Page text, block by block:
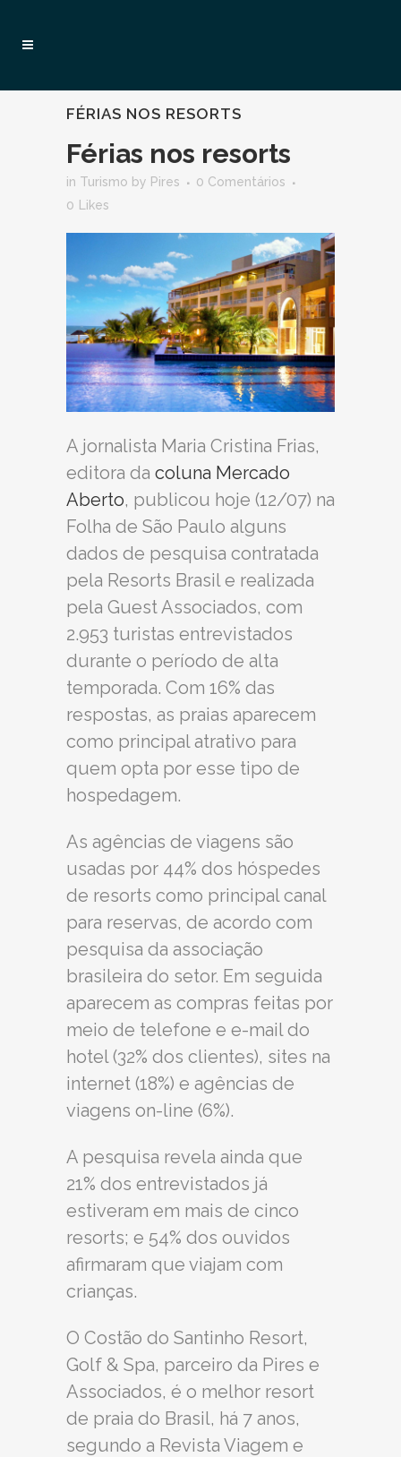
FÉRIAS NOS RESORTS
Férias nos resorts
in Turismo by Pires
0 Comentários
0
Likes
A jornalista Maria Cristina Frias,
editora da coluna Mercado
Aberto, publicou hoje (12/07) na
Folha de São Paulo alguns
dados de pesquisa contratada
pela Resorts Brasil e realizada
pela Guest Associados, com
2.953 turistas entrevistados
durante o período de alta
temporada. Com 16% das
respostas, as praias aparecem
como principal atrativo para
quem opta por esse tipo de
hospedagem.
As agências de viagens são
usadas por 44% dos hóspedes
de resorts como principal canal
para reservas, de acordo com
pesquisa da associação
brasileira do setor. Em seguida
aparecem as compras feitas por
meio de telefone e e-mail do
hotel (32% dos clientes), sites na
internet (18%) e agências de
viagens on-line (6%).
A pesquisa revela ainda que
21% dos entrevistados já
estiveram em mais de cinco
resorts; e 54% dos ouvidos
afirmaram que viajam com
crianças.
O Costão do Santinho Resort,
Golf & Spa, parceiro da Pires e
Associados, é o melhor resort
de praia do Brasil, há 7 anos,
segundo a Revista Viagem e